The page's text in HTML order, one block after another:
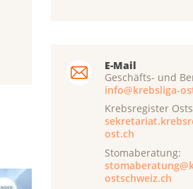
E-Mail
Geschäfts- und
info@krebsliga-
Krebsregister
ost.ch
Stomaberatung:
ostschweiz.ch